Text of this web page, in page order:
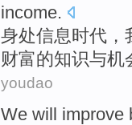
income.
身处信息时代 ，
财富的知识与机
youdao
We will improve